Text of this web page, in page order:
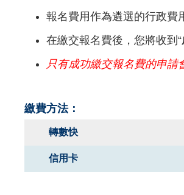
報名費用作為遴選的行政費
在繳交報名費後，您將收到“
只有成功繳交報名費的申請
繳費方法：
轉數快
信用卡